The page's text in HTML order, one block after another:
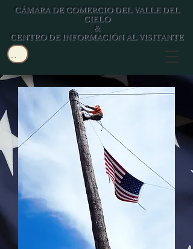
CÁMARA DE COMERCIO DEL VALLE DEL
CIELO
&
CENTRO DE INFORMACIÓN AL VISITANTE
Usuario